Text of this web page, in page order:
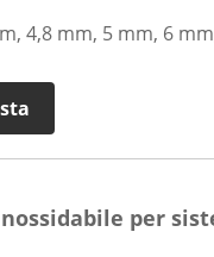
4,8 mm, 5 mm, 6
per